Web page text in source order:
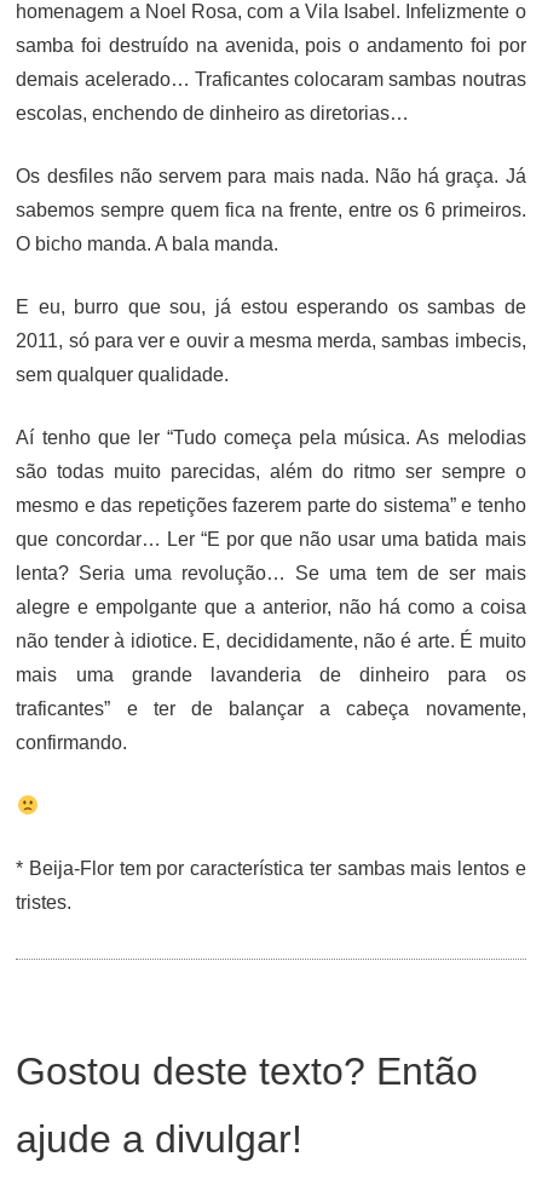
homenagem a Noel Rosa, com a Vila Isabel. Infelizmente o
samba foi destruído na avenida, pois o andamento foi por
demais acelerado… Traficantes colocaram sambas noutras
escolas, enchendo de dinheiro as diretorias…
Os desfiles não servem para mais nada. Não há graça. Já
sabemos sempre quem fica na frente, entre os 6 primeiros.
O bicho manda. A bala manda.
E eu, burro que sou, já estou esperando os sambas de
2011, só para ver e ouvir a mesma merda, sambas imbecis,
sem qualquer qualidade.
Aí tenho que ler “Tudo começa pela música. As melodias
são todas muito parecidas, além do ritmo ser sempre o
mesmo e das repetições fazerem parte do sistema” e tenho
que concordar… Ler “E por que não usar uma batida mais
lenta? Seria uma revolução… Se uma tem de ser mais
alegre e empolgante que a anterior, não há como a coisa
não tender à idiotice. E, decididamente, não é arte. É muito
mais uma grande lavanderia de dinheiro para os
traficantes” e ter de balançar a cabeça novamente,
confirmando.
* Beija-Flor tem por característica ter sambas mais lentos e
tristes.
Gostou deste texto? Então
ajude a divulgar!